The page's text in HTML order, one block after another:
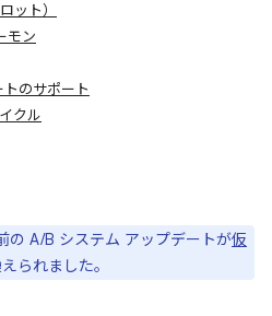
ット）
モン
のサポート
クル
の A/B システム アップデートが仮
られました。